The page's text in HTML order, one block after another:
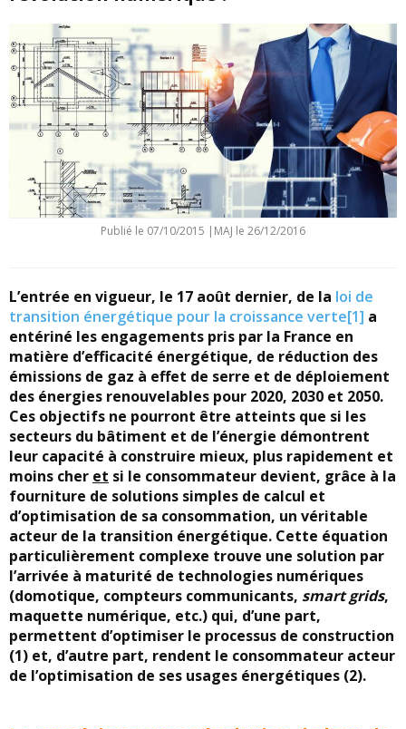
Publié le 07/10/2015 | MAJ le 26/12/2016
L’entrée en vigueur, le 17 août dernier, de la loi de
transition énergétique pour la croissance verte[1] a
entériné les engagements pris par la France en
matière d’efficacité énergétique, de réduction des
émissions de gaz à effet de serre et de déploiement
des énergies renouvelables pour 2020, 2030 et 2050.
Ces objectifs ne pourront être atteints que si les
secteurs du bâtiment et de l’énergie démontrent
leur capacité à construire mieux, plus rapidement et
moins cher et si le consommateur devient, grâce à la
fourniture de solutions simples de calcul et
d’optimisation de sa consommation, un véritable
acteur de la transition énergétique. Cette équation
particulièrement complexe trouve une solution par
l’arrivée à maturité de technologies numériques
(domotique, compteurs communicants, smart grids,
maquette numérique, etc.) qui, d’une part,
permettent d’optimiser le processus de construction
(1) et, d’autre part, rendent le consommateur acteur
de l’optimisation de ses usages énergétiques (2).